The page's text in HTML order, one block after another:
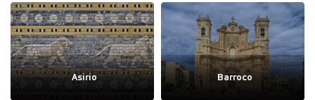
Asirio Barroco